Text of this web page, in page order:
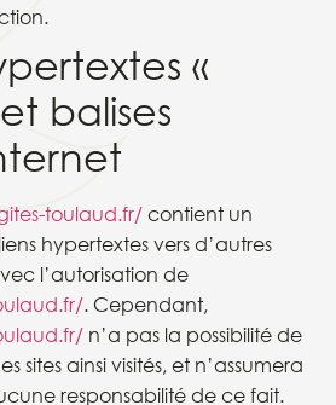
«
balises
toulaud.fr/ contient un
hypertextes vers d’autres
l’autorisation de
. Cependant,
n’a pas la possibilité de
sites ainsi visités, et n’assumera
responsabilité de ce fait.